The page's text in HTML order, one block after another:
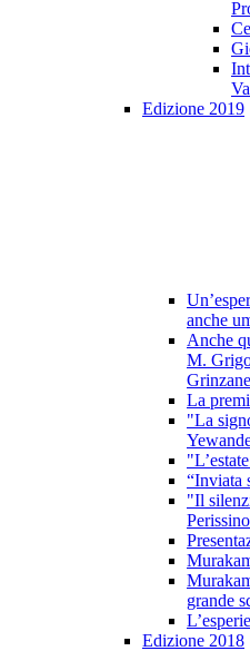
Edizione 2019
anche
Anche
M.
Grinzane
La
"La
“Inviata
"Il
grande
Edizione 2018